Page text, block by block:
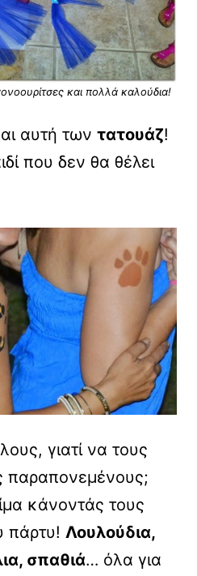
και πολλά καλούδια!
αυτή των τατουάζ!
που δεν θα θέλει
γιατί να τους
παραπονεμένους;
κάνοντάς τους
πάρτυ! Λουλούδια,
σπαθιά… όλα για